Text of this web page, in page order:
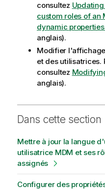
consultez
custom roles of an
dynamic
anglais).
Modifier
et des utilisatrices.
consultez
anglais).
Dans cette section
Mettre à jour la langue
utilisatrice MDM et ses
assignés
Configurer des